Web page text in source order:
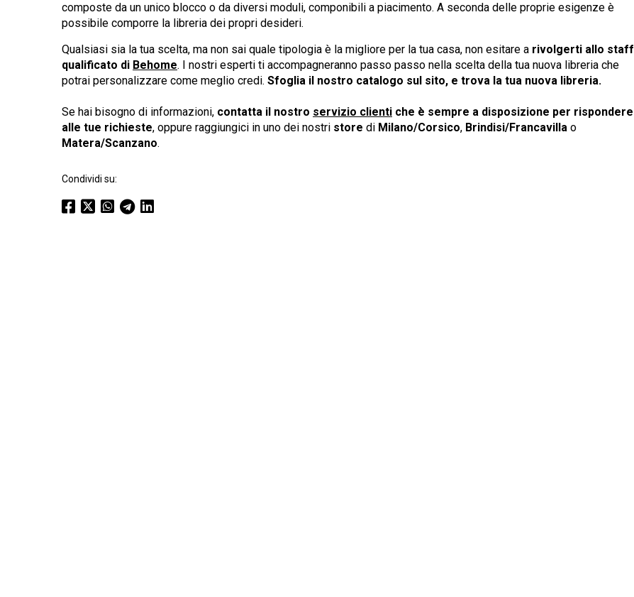
composte da un unico blocco o da diversi moduli, componibili a piacimento. A seconda delle proprie esigenze è
possibile comporre la libreria dei propri desideri.
Qualsiasi sia la tua scelta, ma non sai quale tipologia è la migliore per la tua casa, non esitare a rivolgerti allo staff
qualificato di Behome. I nostri esperti ti accompagneranno passo passo nella scelta della tua nuova libreria che
potrai personalizzare come meglio credi. Sfoglia il nostro catalogo sul sito, e trova la tua nuova libreria.
Se hai bisogno di informazioni, contatta il nostro servizio clienti che è sempre a disposizione per rispondere
alle tue richieste, oppure raggiungici in uno dei nostri store di Milano/Corsico, Brindisi/Francavilla o
Matera/Scanzano.
Condividi su: